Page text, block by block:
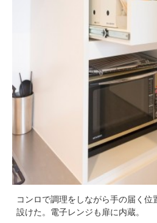
コンロで調理をしながら手の届く位
設けた。電子レンジも扉に内蔵。